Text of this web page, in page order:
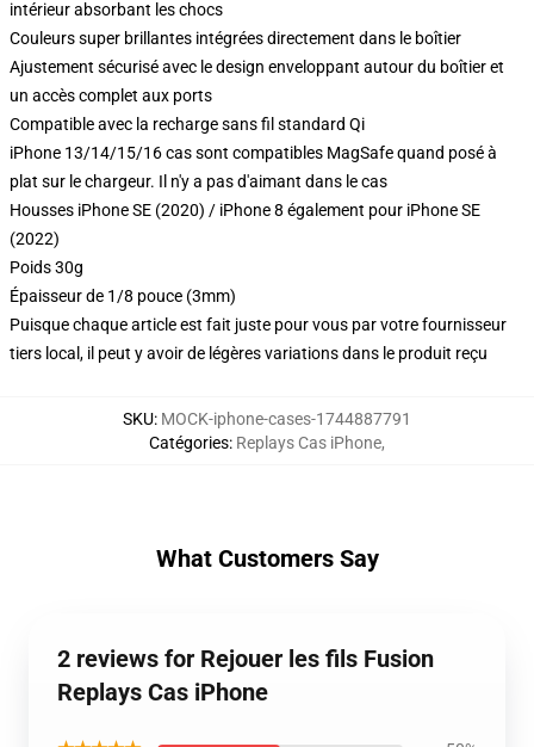
intérieur absorbant les chocs
Couleurs super brillantes intégrées directement dans le boîtier
Ajustement sécurisé avec le design enveloppant autour du boîtier et
un accès complet aux ports
Compatible avec la recharge sans fil standard Qi
iPhone 13/14/15/16 cas sont compatibles MagSafe quand posé à
plat sur le chargeur. Il n'y a pas d'aimant dans le cas
Housses iPhone SE (2020) / iPhone 8 également pour iPhone SE
(2022)
Poids 30g
Épaisseur de 1/8 pouce (3mm)
Puisque chaque article est fait juste pour vous par votre fournisseur
tiers local, il peut y avoir de légères variations dans le produit reçu
SKU: MOCK-iphone-cases-1744887791
Catégories: Replays Cas iPhone,
What Customers Say
2 reviews for Rejouer les fils Fusion
Replays Cas iPhone